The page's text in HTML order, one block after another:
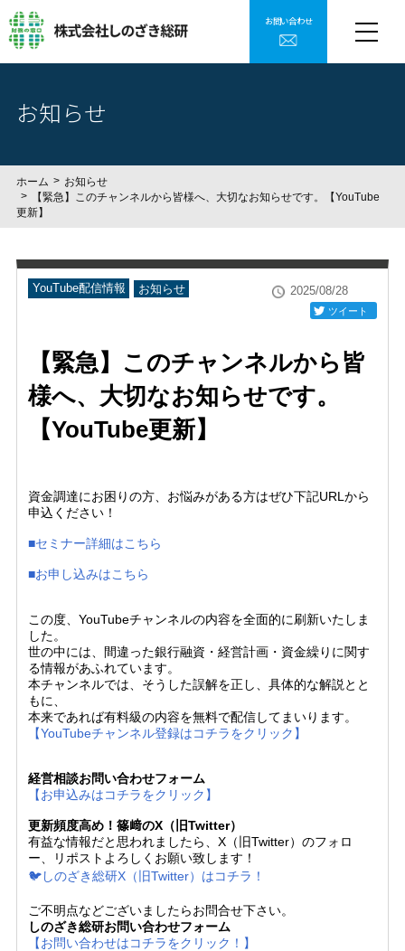
お問い合わせ
お知らせ
ホーム
お知らせ
【緊急】このチャンネルから皆様へ、大切なお知らせです。【YouTube
更新】
YouTube配信情報 お知らせ 2025/08/28
ツイート
【緊急】このチャンネルから皆
様へ、大切なお知らせです。
【YouTube更新】
資金調達にお困りの方、お悩みがある方はぜひ下記URLから
申込ください！
■セミナー詳細はこちら
■お申し込みはこちら
この度、YouTubeチャンネルの内容を全面的に刷新いたしま
した。
世の中には、間違った銀行融資・経営計画・資金繰りに関す
る情報があふれています。
本チャンネルでは、そうした誤解を正し、具体的な解説とと
もに、
本来であれば有料級の内容を無料で配信してまいります。
【YouTubeチャンネル登録はコチラをクリック】
経営相談お問い合わせフォーム
【お申込みはコチラをクリック】
更新頻度高め！篠﨑のX（旧Twitter）
有益な情報だと思われましたら、X（旧Twitter）のフォロ
ー、リポストよろしくお願い致します！
🐦しのざき総研X（旧Twitter）はコチラ！
ご不明点などございましたらお問合せ下さい。
しのざき総研お問い合わせフォーム
【お問い合わせはコチラをクリック！】